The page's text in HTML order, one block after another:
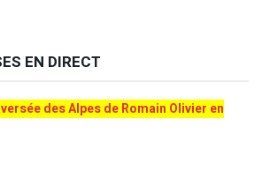
EN DIRECT
des Alpes de Romain Olivier en